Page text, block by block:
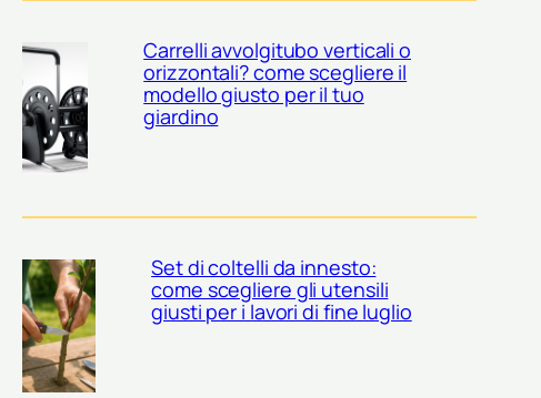
Carrelli avvolgitubo verticali o
orizzontali? come scegliere il
modello giusto per il tuo
giardino
Set di coltelli da innesto:
come scegliere gli utensili
giusti per i lavori di fine luglio